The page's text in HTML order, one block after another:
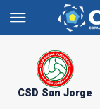
CSD San Jorge